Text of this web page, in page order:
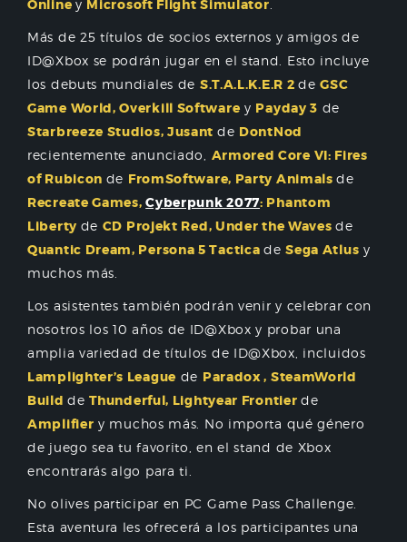
Online y Microsoft Flight Simulator
Más de 25 títulos de socios externos y amigos de
ID@Xbox se podrán jugar en el stand. Esto incluye
los debuts mundiales de S.T.A.L.K.E.R 2deGSC
Game World, Overkill Software y Payday 3 de
Starbreeze Studios, Jusant de DontNod
recientemente anunciado, Armored Core VI: Fires
of Rubicon de FromSoftware, Party Animalsde
Recreate Games,Cyberpunk 2077: Phantom
Liberty de CD Projekt Red, Under the Wavesde
Quantic Dream, Persona 5 TacticadeSega Atlus y
muchos más.
Los asistentes también podrán venir y celebrar con
nosotros los 10 años de ID@Xbox y probar una
amplia variedad de títulos de ID@Xbox, incluidos
Lamplighter’s League de Paradox , SteamWorld
BuilddeThunderful, Lightyear Frontierde
Amplifier y muchos más. No importa qué género
de juego sea tu favorito, en el stand de Xbox
encontrarás algo para ti.
No olives participar en PC Game Pass Challenge.
Esta aventura les ofrecerá a los participantes una